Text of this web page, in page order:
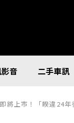
音 二手車訊
上市！「睽違24年復